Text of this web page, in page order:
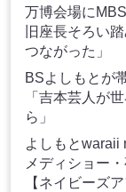
万博会場に
旧座長そろい
つながった」
BSよしもとが
「吉本芸人が
ら」
よしもとwaraii
メディショー
【ネイビーズ